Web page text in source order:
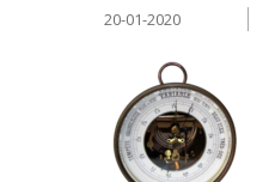
20-01-2020